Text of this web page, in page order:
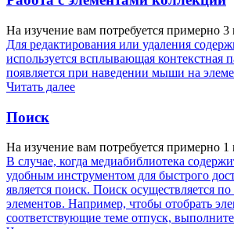
На изучение вам потребуется примерно
Для редактирования или удаления
используется всплывающая контекстная
появляется при наведении мыши на
Читать далее
Поиск
На изучение вам потребуется примерно 1
В случае, когда медиабиблиотека
удобным инструментом для быстрого
является поиск. Поиск осуществляется
элементов. Например, чтобы отобрать
соответствующие теме отпуск,